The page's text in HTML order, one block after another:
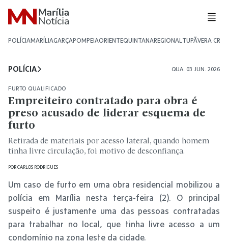
POLÍCIAMARÍLIAGARÇAPOMPEIAORIENTEQUINTANAREGIONALTUPÃVERA CRUZ
POLÍCIA QUA. 03 JUN. 2026
FURTO QUALIFICADO
Empreiteiro contratado para obra é
preso acusado de liderar esquema de
furto
Retirada de materiais por acesso lateral, quando homem
tinha livre circulação, foi motivo de desconfiança.
PORCARLOS RODRIGUES
Um caso de furto em uma obra residencial mobilizou a
polícia em Marília nesta terça-feira (2). O principal
suspeito é justamente uma das pessoas contratadas
para trabalhar no local, que tinha livre acesso a um
condomínio na zona leste da cidade.